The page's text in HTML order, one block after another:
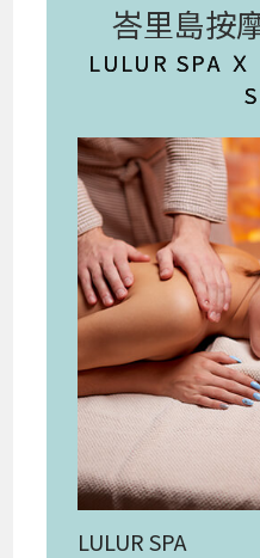
峇里島按
LULUR SPA
LULUR SPA